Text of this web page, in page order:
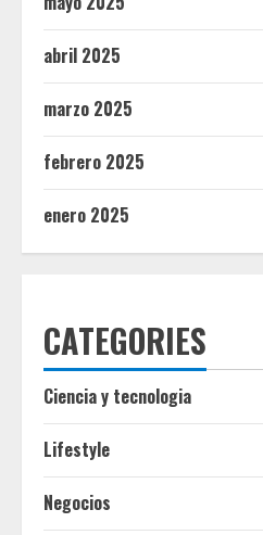
abril 2025
marzo 2025
febrero 2025
enero 2025
CATEGORIES
Ciencia y tecnologia
Lifestyle
Negocios